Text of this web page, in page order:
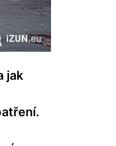
jak